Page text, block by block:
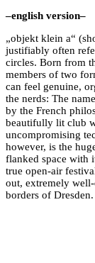
–english version–
„objekt klein a“
justifiably often
circles. Born from
members of two
can feel genuine,
the nerds: The
by the French
beautifully lit club
uncompromising
however, is the
flanked space with
true open-air
out, extremely
borders of Dresden.